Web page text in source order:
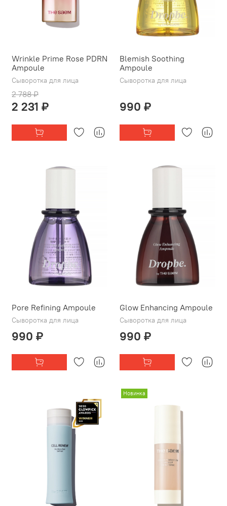
Wrinkle Prime Rose PDRN
Ampoule
Сыворотка для лица
2 788 ₽
2 231 ₽
Blemish Soothing
Ampoule
Сыворотка для лица
990 ₽
Pore Refining Ampoule
Сыворотка для лица
990 ₽
Glow Enhancing Ampoule
Сыворотка для лица
990 ₽
Новинка